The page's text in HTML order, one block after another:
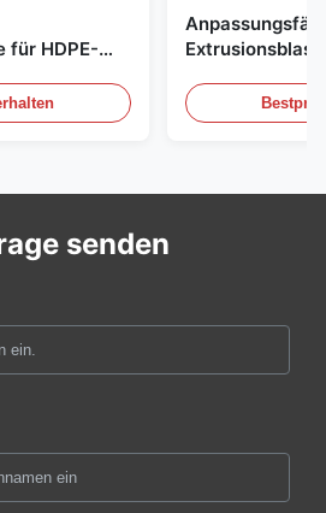
für HDPE-
Blasformgeräte
senden